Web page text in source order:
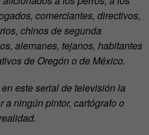
comerciantes, directivos,
chinos de segunda
alemanes, tejanos, habitantes
de Oregón o de México.
este serial de televisión la
a ningún pintor, cartógrafo o